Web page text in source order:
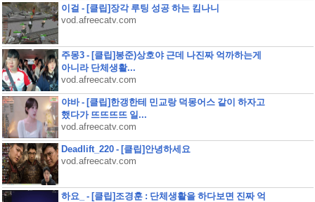
이걸 - [클립]장각 루팅 성공 하는 킴나니
vod.afreecatv.com
주몽3 - [클립]봉준)상호야 근데 나진짜 억까하는게
아니라 단체생활...
vod.afreecatv.com
야바 - [클립]한갱한테 민교랑 덕몽어스 같이 하자고
했다가 뜨뜨뜨뜨 일...
vod.afreecatv.com
Deadlift_220 - [클립]안녕하세요
vod.afreecatv.com
하요_ - [클립]조경훈 : 단체생활을 하다보면 진짜 억